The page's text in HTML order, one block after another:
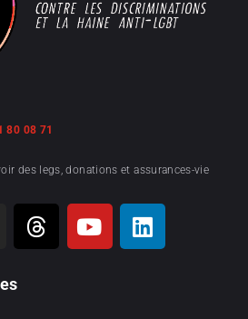
80 08 71
des legs, donations et assurances-vie